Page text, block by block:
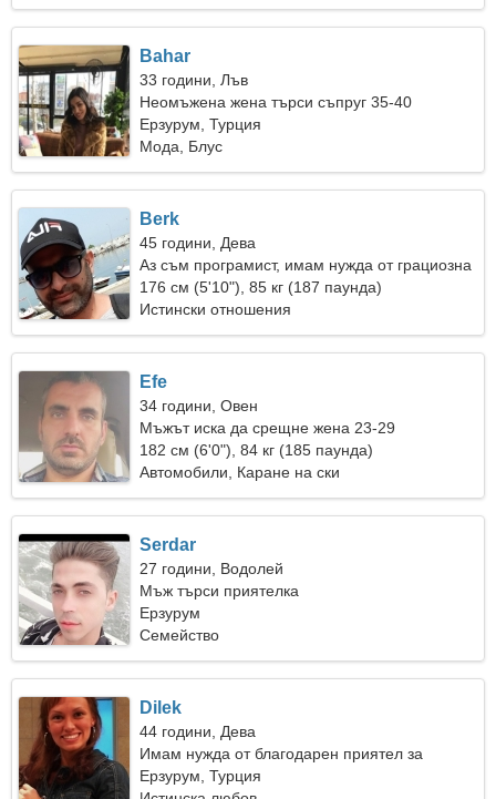
Bahar
33 години, Лъв
Неомъжена жена търси съпруг 35-40
Ерзурум, Турция
Мода, Блус
Berk
45 години, Дева
Аз съм програмист, имам нужда от грациозна
жена
176 см (5'10"), 85 кг (187 паунда)
Истински отношения
Efe
34 години, Овен
Мъжът иска да срещне жена 23-29
182 см (6'0"), 84 кг (185 паунда)
Автомобили, Каране на ски
Serdar
27 години, Водолей
Мъж търси приятелка
Ерзурум
Семейство
Dilek
44 години, Дева
Имам нужда от благодарен приятел за
романтика
Ерзурум, Турция